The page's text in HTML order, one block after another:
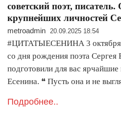
советский поэт, писатель.
крупнейших личностей
metroadmin 20.09.2025 18:54
#ЦИТАТЫЕСЕНИНА 3 октября
со дня рождения поэта Сергея
подготовили для вас ярчайшие
Есенина. ❝ Пусть она и не
Подробнее..